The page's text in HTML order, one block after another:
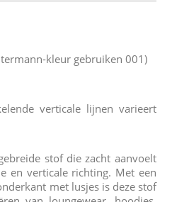
kleur gebruiken 001)
verticale lijnen varieert
stof die zacht aanvoelt
en verticale richting. Met een
met lusjes is deze stof